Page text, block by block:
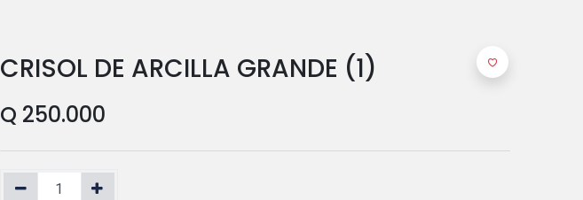
CRISOL DE ARCILLA GRANDE (1)
Q 250.000